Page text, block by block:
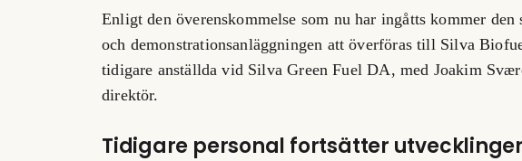
Enligt den överenskommelse som nu har ingåtts kommer den
och demonstrationsanläggningen att överföras till Silva
tidigare anställda vid Silva Green Fuel DA, med Joakim
direktör.
Tidigare personal fortsätter